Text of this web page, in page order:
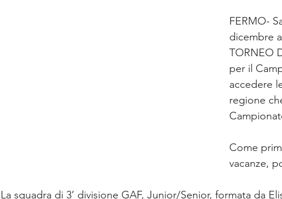
FERMO-
dicembre
TORNEO
per il
accedere
regione
Come
vacanze,
La squadra di 3’ divisione GAF, Junior/Senior, formata da